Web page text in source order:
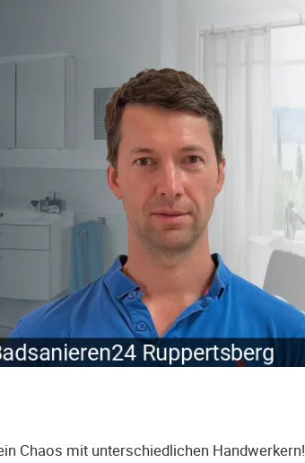
Chaos mit unterschiedlichen Handwerkern!